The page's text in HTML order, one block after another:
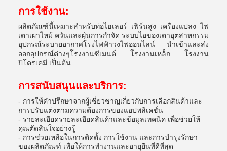
การใช้งาน:
ผลิตภัณฑ์นี้เหมาะสําหรับท่อไฮเลอร์ เฟิร์นสูง เครื่องแปลง ไฟ
เตาเผาไหม้ ควันและฝุ่นการกําจัด ระบบไอของเตาอุตสาหกรรม
อุปกรณ์ระบายอากาศโรงไฟฟ้าวงไฟออนไลน์ นําเข้าและส่ง
ออกอุปกรณ์ต่างๆโรงงานซีเมนต์ โรงงานเหล็ก โรงงาน
ปิโตรเคมี เป็นต้น
การสนับสนุนและบริการ:
- การให้คําปรึกษาจากผู้เชี่ยวชาญเกี่ยวกับการเลือกสินค้าและ
การปรับแต่งตามความต้องการของแอปพลิเคชั่น
- รายละเอียดรายละเอียดสินค้าและข้อมูลเทคนิค เพื่อช่วยให้
คุณตัดสินใจอย่างรู้
- การช่วยเหลือในการติดตั้ง การใช้งาน และการบํารุงรักษา
ของผลิตภัณฑ์ เพื่อให้การทํางานและอายุยืนที่ดีที่สุด